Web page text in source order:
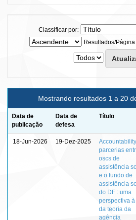
Classificar por:
Resultados/Página
Mostrando resultados 1 a 20
Data de
publicação
Data de
defesa
Título
18-Jun-2026 19-Dez-2025
parcerias
oscs de
assistência
e o fundo de
assistência
do DF : uma
perspectiva
da teoria da
agência